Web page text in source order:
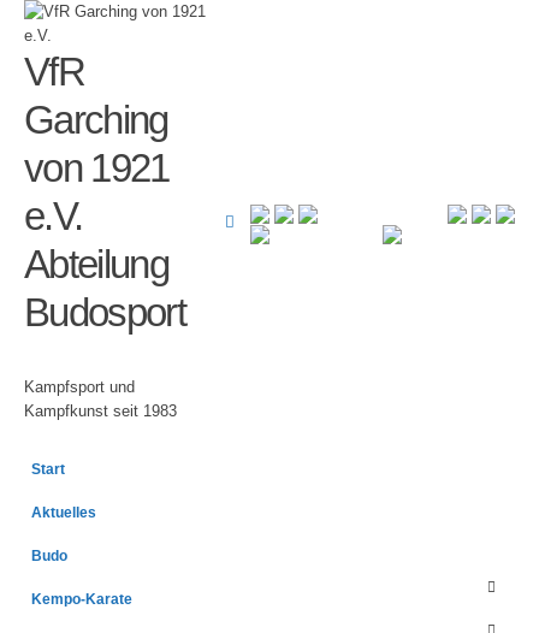
VfR
Garching
von 1921
e.V.
Abteilung
Budosport
Kampfsport und
Kampfkunst seit 1983
Start
Aktuelles
Budo
Kempo-Karate